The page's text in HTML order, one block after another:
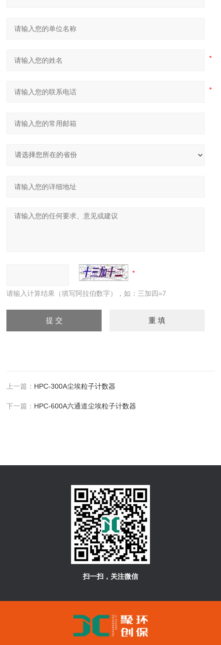
请输入计算结果（填写阿拉伯数字），如：三加四=7
上一篇： HPC-300A尘埃粒子计数器
下一篇： HPC-600A六通道尘埃粒子计数器
扫一扫，关注微信